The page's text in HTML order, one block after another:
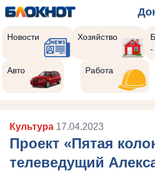
Новости Хозяйство
-
Авто Работа
Культура 17.04.2023
Проект «Пятая
телеведущий